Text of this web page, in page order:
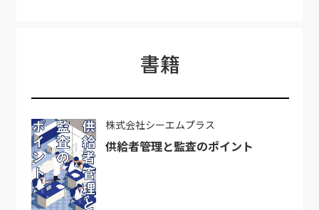
書籍
株式会社シーエムプラス
供給者管理と監査のポイント